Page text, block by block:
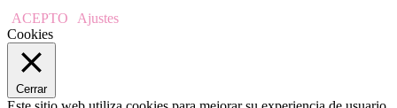
ACEPTO
Ajustes
Cookies
Cerrar